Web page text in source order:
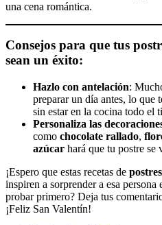
una cena romántica.
Consejos para que tus
sean un éxito:
Hazlo con antelación:
preparar un día antes, lo que
sin estar en la cocina todo el
Personaliza las
como chocolate rallado,
azúcar hará que tu postre se
¡Espero que estas recetas de
inspiren a sorprender a esa persona
probar primero? Deja tus
¡Feliz San Valentín!